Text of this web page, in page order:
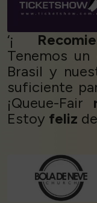
‘¡
Tenemos
Brasil y
suficiente
¡Queue-Fair
Estoy feliz